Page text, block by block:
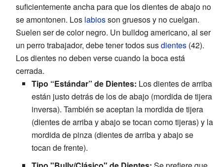
suficientemente ancha para que los dientes de abajo no
se amontonen. Los labiosson gruesos y no cuelgan.
Suelen ser de color negro. Un bulldog americano, al ser
un perro trabajador, debe tener todos susdientes (42).
Los dientes no deben verse cuando la boca está
cerrada.
Tipo “Estándar” de Dientes: Los dientes de arriba
están justo detrás de los de abajo (mordida de tijera
inversa). También se aceptan la mordida de tijera
(dientes de arriba y abajo se tocan como tijeras) y la
mordida de pinza (dientes de arriba y abajo se
tocan de frente).